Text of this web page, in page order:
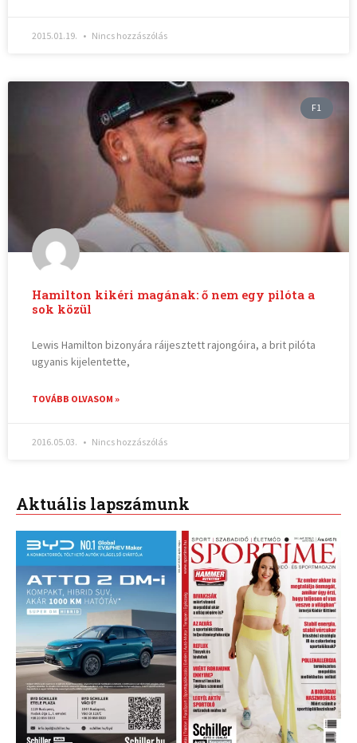
2015.01.19. Nincs hozzászólás
F1
Hamilton kikéri magának: ő nem egy pilóta a
sok közül
Lewis Hamilton bizonyára ráijesztett rajongóira, a brit pilóta
ugyanis kijelentette,
TOVÁBB OLVASOM »
2016.05.03. Nincs hozzászólás
Aktuális lapszámunk